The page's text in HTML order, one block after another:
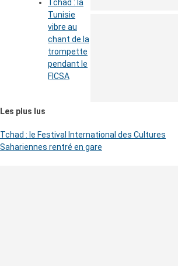
Tchad : la
Tunisie
vibre au
chant de la
trompette
pendant le
FICSA
Les plus lus
Tchad : le Festival International des Cultures
Sahariennes rentré en gare